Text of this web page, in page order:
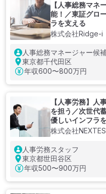
【人事総務マネ
能！／東証グロ
ラを支える
株式会社Ridge-i
人事総務マネージャー候
東京都千代田区
年収600〜800万円
【人事労務】人
を担う／次世代
優しいインフラ
株式会社NEXTES
人事労務スタッフ
東京都世田谷区
年収500〜900万円